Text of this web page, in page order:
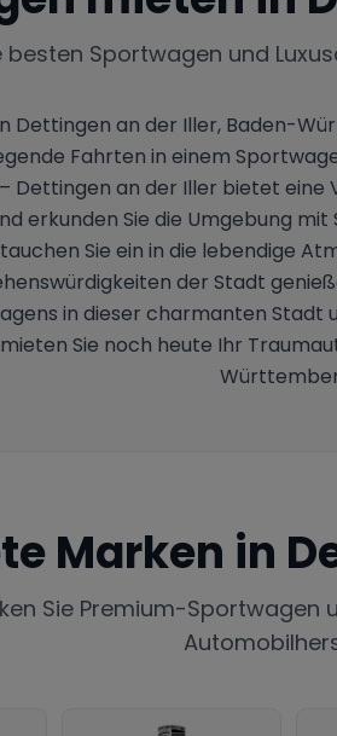
besten Sportwagen und
Dettingen an der Iller, Baden-
Fahrten in einem
an der Iller bietet
erkunden Sie die Umgebung
Sie ein in die lebendige
der Stadt
in dieser charmanten
Sie noch heute Ihr
Marken in
Sie Premium-Sportwagen